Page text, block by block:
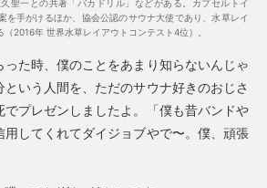
久聖一との共著「バカドリル」などがある。カプセルトイ
を手がけるほか、協会公認のサウナ大使であり、水草レイ
2016年 世界水草レイアウトコンテスト4位）。
た時、僕のことをあまり知らないんじゃ
いう人間を、ただのサウナ好きのおじさ
でプレゼンしましたよ。「僕も昔バンドや
用してくれてダイジョブやで〜。僕、頑張